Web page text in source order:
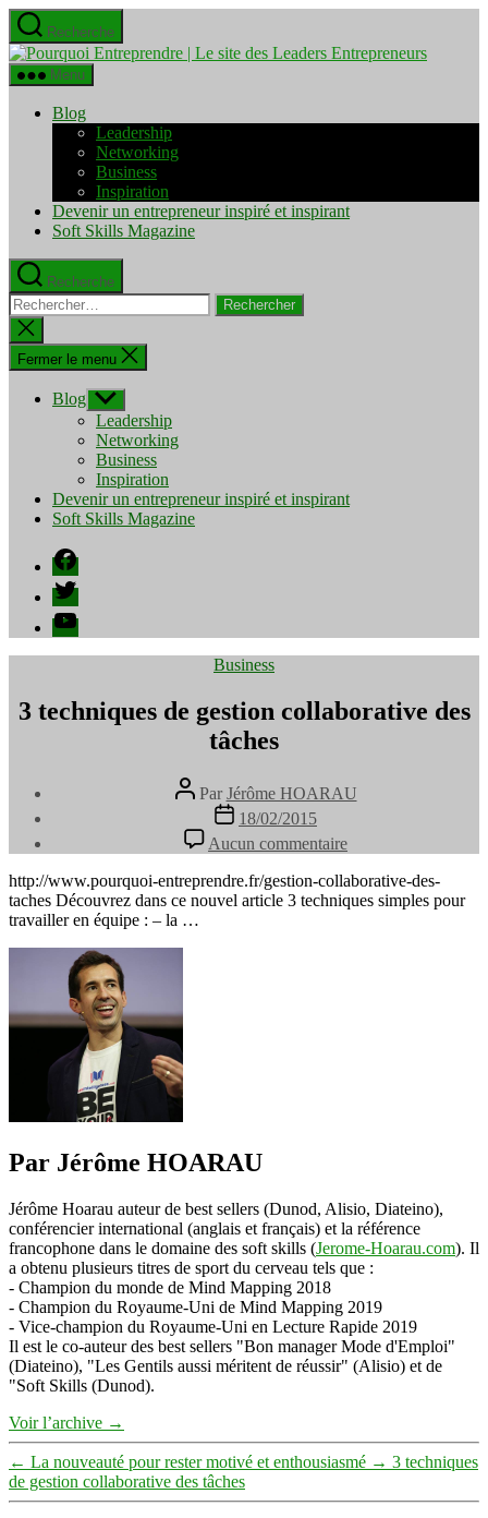
Aller
au
contenu
Recherche
Pourquoi
Menu
Blog
Leadership
Networking
Business
Inspiration
Devenir un entrepreneur inspiré et inspirant
Soft Skills Magazine
Recherche
Rechercher :
Fermer
la
recherche
Fermer le menu
Blog Afficher
le
sous-
menu
Leadership
Networking
Business
Inspiration
Devenir un entrepreneur inspiré et inspirant
Soft Skills Magazine
Facebook
Twitter
YouTube
Catégories
Business
3 techniques de gestion collaborative des
tâches
Auteur
de
l’article
Par Jérôme HOARAU
Date
l’article
18/02/2015
Aucun commentaire
3
techniques
de
gestion
http://www.pourquoi-entreprendre.fr/gestion-collaborative-des-
taches Découvrez dans ce nouvel article 3 techniques simples pour
travailler en équipe : – la …
Par Jérôme HOARAU
Jérôme Hoarau auteur de best sellers (Dunod, Alisio, Diateino),
conférencier international (anglais et français) et la référence
francophone dans le domaine des soft skills (Jerome-Hoarau.com). Il
a obtenu plusieurs titres de sport du cerveau tels que :
- Champion du monde de Mind Mapping 2018
- Champion du Royaume-Uni de Mind Mapping 2019
- Vice-champion du Royaume-Uni en Lecture Rapide 2019
Il est le co-auteur des best sellers "Bon manager Mode d'Emploi"
(Diateino), "Les Gentils aussi méritent de réussir" (Alisio) et de
"Soft Skills (Dunod).
Voir l’archive →
← La nouveauté pour rester motivé et enthousiasmé → 3 techniques
de gestion collaborative des tâches